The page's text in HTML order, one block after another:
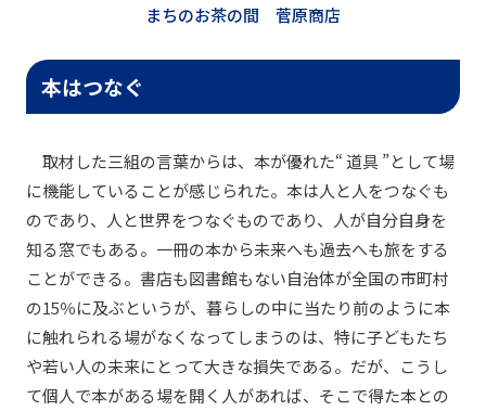
まちのお茶の間 菅原商店
本はつなぐ
取材した三組の言葉からは、本が優れた“ 道具 ”として場
に機能していることが感じられた。本は人と人をつなぐも
のであり、人と世界をつなぐものであり、人が自分自身を
知る窓でもある。一冊の本から未来へも過去へも旅をする
ことができる。書店も図書館もない自治体が全国の市町村
の15％に及ぶというが、暮らしの中に当たり前のように本
に触れられる場がなくなってしまうのは、特に子どもたち
や若い人の未来にとって大きな損失である。だが、こうし
て個人で本がある場を開く人があれば、そこで得た本との